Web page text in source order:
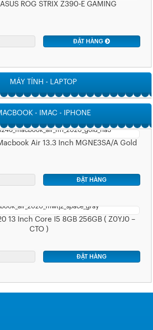
ROG STRIX Z390-E GAMING
ĐẶT HÀNG
MÁY TÍNH - LAPTOP
- IMAC - IPHONE
Air 13.3 Inch MGNE3SA/A Gold
ĐẶT HÀNG
13 Inch Core I5 8GB 256GB ( Z0YJ0 –
CTO )
ĐẶT HÀNG